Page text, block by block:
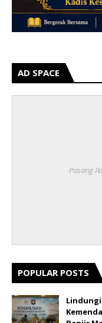
AD SPACE
Pasang
POPULAR POSTS